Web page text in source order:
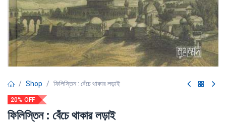
Shop ফিলিস্তিন : বেঁচে থাকার লড়াই
20% OFF
ফিলিস্তিন : বেঁচে থাকার লড়াই